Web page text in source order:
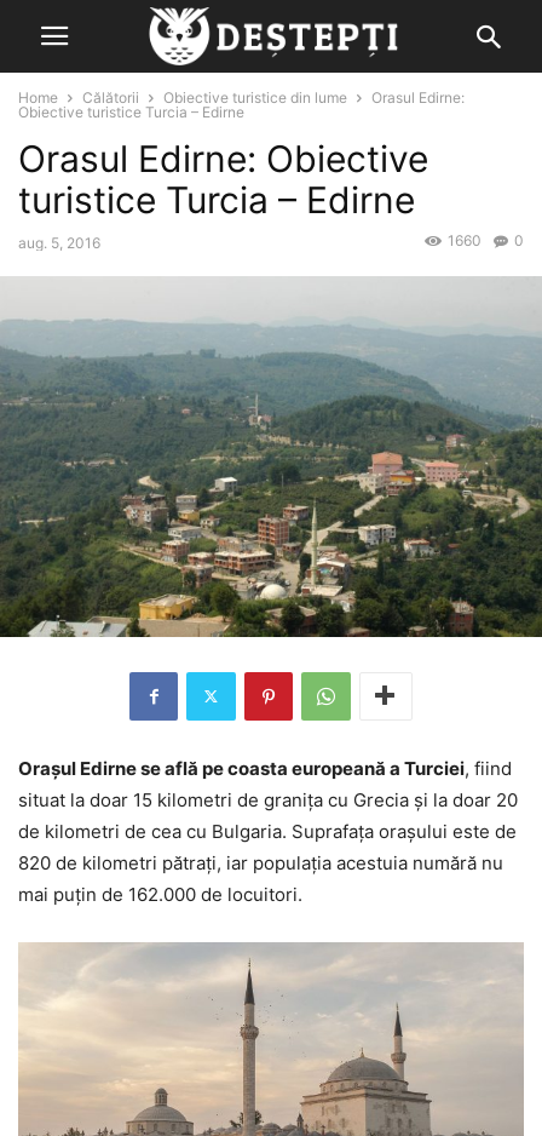
Home Călătorii Obiective turistice din lume
Orasul Edirne:
Obiective turistice Turcia – Edirne
Orasul Edirne: Obiective
turistice Turcia – Edirne
aug. 5, 2016 0
1660
Orașul Edirne se află pe coasta europeană a Turciei, fiind
situat la doar 15 kilometri de granița cu Grecia și la doar 20
de kilometri de cea cu Bulgaria. Suprafața orașului este de
820 de kilometri pătrați, iar populația acestuia numără nu
mai puțin de 162.000 de locuitori.